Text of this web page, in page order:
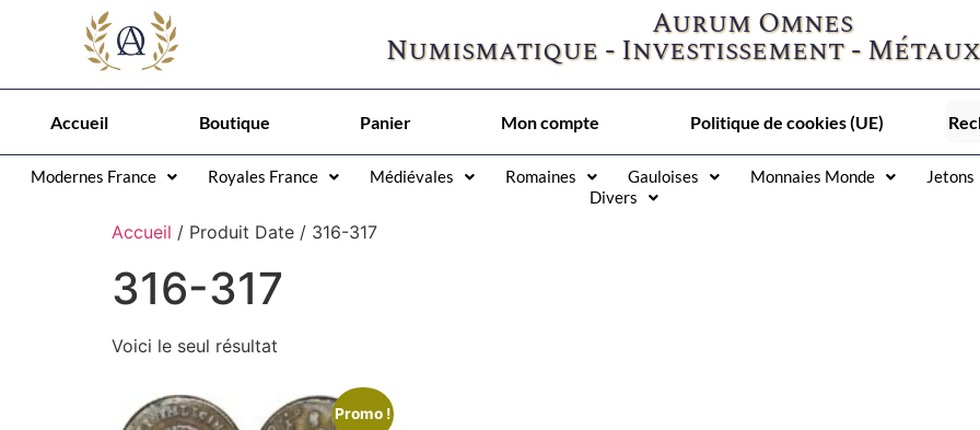
Aurum Omnes
Numismatique - Investissement -
Accueil Boutique Panier Mon compte Politique de cookies (UE)
Modernes France Royales France Médiévales Romaines Gauloises Monnaies Monde
Jetons
Divers
Accueil / Produit Date / 316-317
316-317
Voici le seul résultat
Promo !